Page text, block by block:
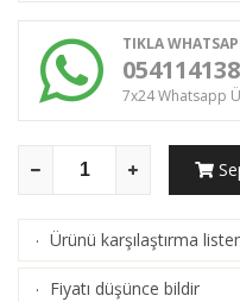
TIKLA
7x24 Whatsapp
· Ürünü karşılaştırma
· Fiyatı düşünce bildir